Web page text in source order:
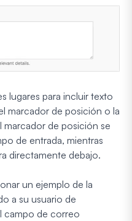
lugares para incluir texto
marcador de posición o la
de posición se
de entrada, mientras
directamente debajo.
un ejemplo de la
a su usuario de
campo de correo